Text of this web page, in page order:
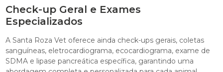
Check-up Geral e Exames
Especializados
A Santa Roza Vet oferece ainda check-ups gerais, coletas
sanguíneas, eletrocardiograma, ecocardiograma, exame de
SDMA e lipase pancreática específica, garantindo uma